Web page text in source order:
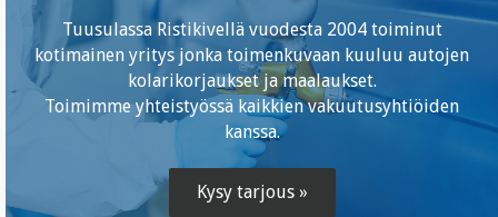
Tuusulassa Ristikivellä vuodesta 2004 toiminut
kotimainen yritys jonka toimenkuvaan kuuluu autojen
kolarikorjaukset ja maalaukset.
Toimimme yhteistyössä kaikkien vakuutusyhtiöiden
kanssa.
Kysy tarjous »